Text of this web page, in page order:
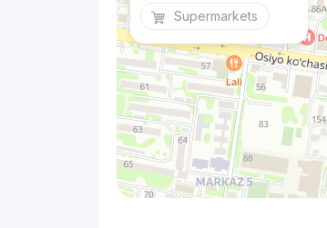
Supermarkets